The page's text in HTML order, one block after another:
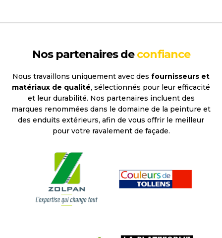
Nos partenaires deconfiance
Nous travaillons uniquement avec des fournisseurs et
matériaux de qualité, sélectionnés pour leur efficacité
et leur durabilité. Nos partenaires incluent des
marques renommées dans le domaine de la peinture et
des enduits extérieurs, afin de vous offrir le meilleur
pour votre ravalement de façade.